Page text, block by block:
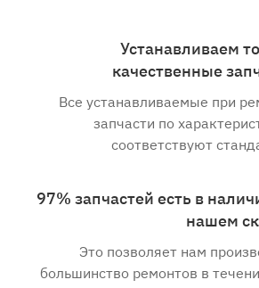
Устанавливаем
качественные
Все устанавливаемые при
запчасти по
соответствуют
97% запчастей есть в
нашем
Это позволяет нам
большинство ремонтов в